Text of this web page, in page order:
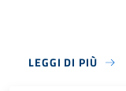
LEGGI DI PIÙ